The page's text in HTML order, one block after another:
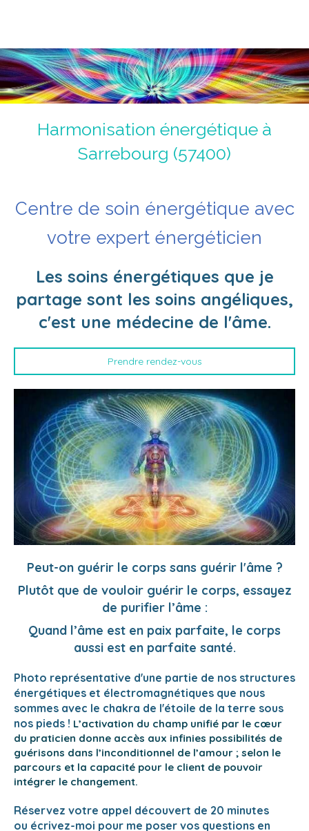
Harmonisation énergétique à
Sarrebourg (57400)
Centre de soin énergétique avec
votre expert énergéticien
Les soins énergétiques que je
partage sont les soins angéliques,
c'est une médecine de l'âme.
Prendre rendez-vous
Peut-on guérir le corps sans guérir l'âme ?
Plutôt que de vouloir guérir le corps, essayez
de purifier l’âme :
Quand l’âme est en paix parfaite, le corps
aussi est en parfaite santé.
Photo représentative d'une partie de nos structures
énergétiques et électromagnétiques que nous
sommes avec le chakra de l'étoile de la terre sous
nos pieds ! L’activation du champ unifié par le cœur
du praticien donne accès aux infinies possibilités de
guérisons dans l’inconditionnel de l’amour ; selon le
parcours et la capacité pour le client de pouvoir
intégrer le changement.
Réservez votre appel découvert de 20 minutes
ou écrivez-moi pour me poser vos questions en